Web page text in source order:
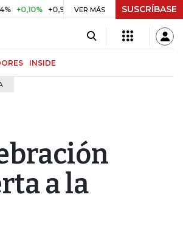
+0,98% UVR $ 416,96 +$ 0,05 +0,01%
VER MÁS SUSCRÍBASE
INSIDE
a la